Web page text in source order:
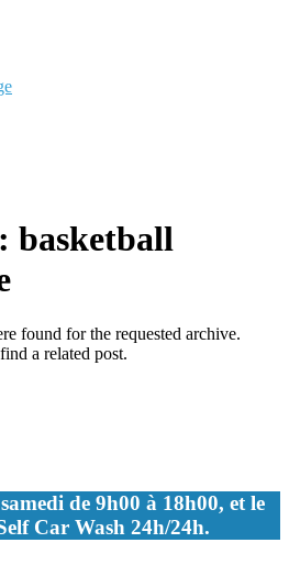
basketball
found for the requested archive.
a related post.
de 9h00 à 18h00, et le
Car Wash 24h/24h.